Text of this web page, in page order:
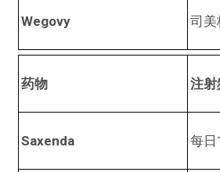
Wegovy 司美
药物 注射
Saxenda 每日